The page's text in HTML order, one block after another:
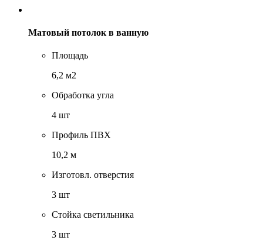
Матовый потолок в ванную
Площадь
6,2 м2
Обработка угла
4 шт
Профиль ПВХ
10,2 м
Изготовл. отверстия
3 шт
Стойка светильника
3 шт